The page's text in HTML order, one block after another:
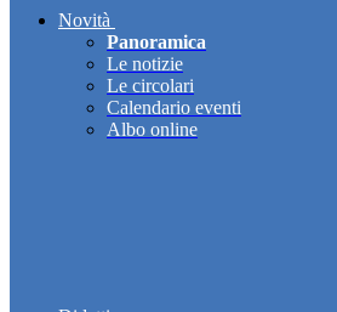
Novità
Panoramica
Le notizie
Le circolari
Calendario eventi
Albo online